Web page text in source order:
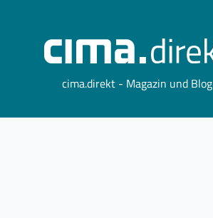
cima.direkt - Magazin und Blog